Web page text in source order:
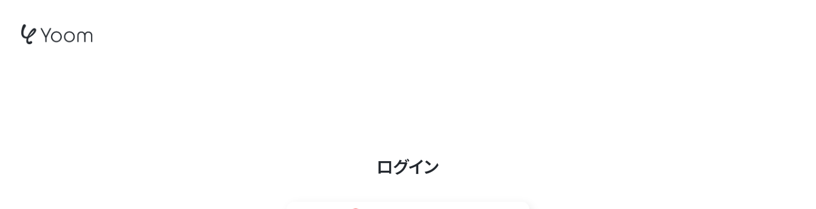
ログイン